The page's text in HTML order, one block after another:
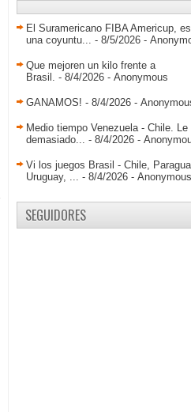
El Suramericano FIBA Americup,
una coyuntu... - 8/5/2026 -
Que mejoren un kilo frente a
Brasil. - 8/4/2026 - Anonymous
GANAMOS! - 8/4/2026 -
Medio tiempo Venezuela - Chile. Le
demasiado... - 8/4/2026 -
Vi los juegos Brasil - Chile,
Uruguay, ... - 8/4/2026 - Anonymous
SEGUIDORES